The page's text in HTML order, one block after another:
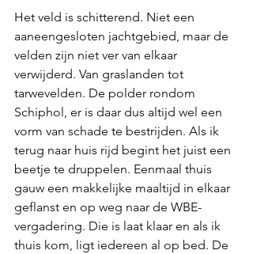
Het veld is schitterend. Niet een
aaneengesloten jachtgebied, maar de
velden zijn niet ver van elkaar
verwijderd. Van graslanden tot
tarwevelden. De polder rondom
Schiphol, er is daar dus altijd wel een
vorm van schade te bestrijden. Als ik
terug naar huis rijd begint het juist een
beetje te druppelen. Eenmaal thuis
gauw een makkelijke maaltijd in elkaar
geflanst en op weg naar de WBE-
vergadering. Die is laat klaar en als ik
thuis kom, ligt iedereen al op bed. De